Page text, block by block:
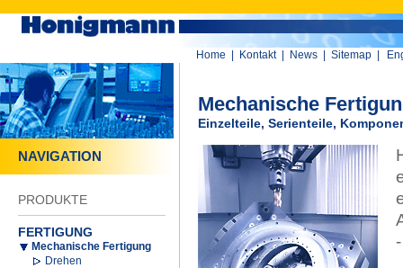
Home Kontakt News Sitemap
NAVIGATION
PRODUKTE
FERTIGUNG
Mechanische Fertigung
Drehen
Mechanische
Einzelteile, Serienteile,